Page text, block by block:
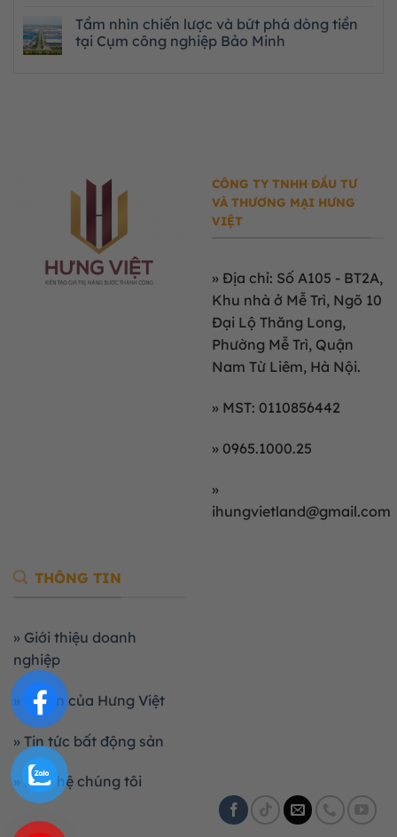
Tầm nhìn chiến lược và bứt phá dòng tiền
tại Cụm công nghiệp Bảo Minh
CÔNG TY TNHH ĐẦU TƯ
VÀ THƯƠNG MẠI HƯNG
VIỆT
» Địa chỉ: Số A105 - BT2A,
Khu nhà ở Mễ Trì, Ngõ 10
Đại Lộ Thăng Long,
Phường Mễ Trì, Quận
Nam Từ Liêm, Hà Nội.
» MST: 0110856442
» 0965.1000.25
»
ihungvietland@gmail.com
THÔNG TIN
» Giới thiệu doanh
nghiệp
» Dự án của Hưng Việt
» Tin tức bất động sản
» Liên hệ chúng tôi